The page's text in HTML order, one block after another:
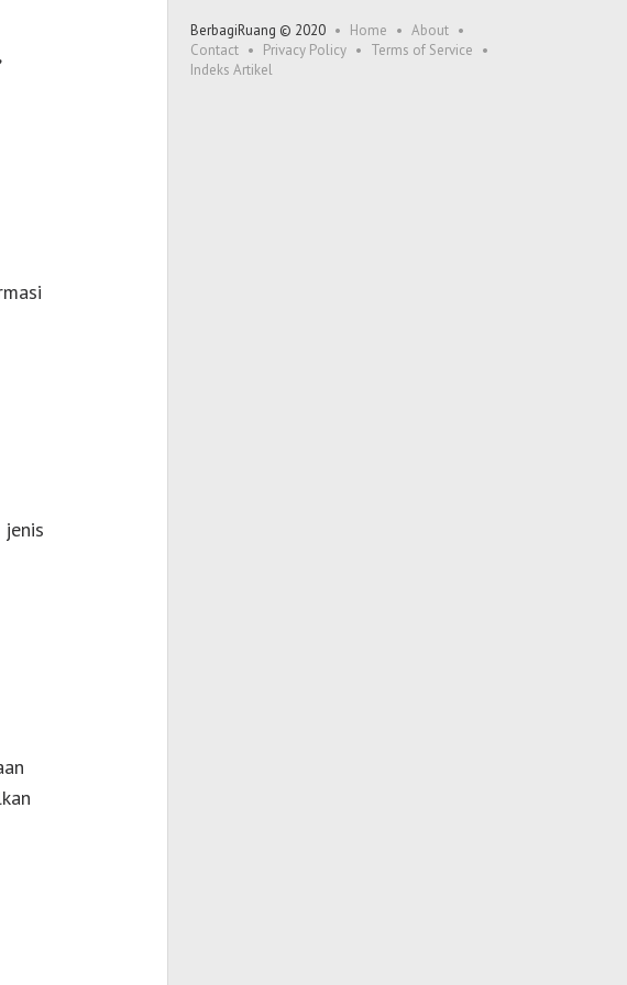
jenis
BerbagiRuang © 2020 Home
About
Contact
Privacy Policy
Terms of Service
Indeks Artikel